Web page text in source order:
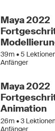
Maya 2022
39m •5
Anfänger
Maya 2022
Animation
26m •3
Anfänger